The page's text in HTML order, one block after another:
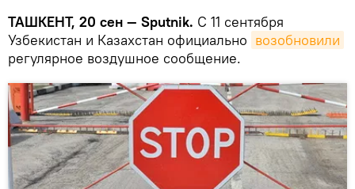
ТАШКЕНТ, 20 сен — Sputnik. С 11 сентября
Узбекистан и Казахстан официально возобновили
регулярное воздушное сообщение.